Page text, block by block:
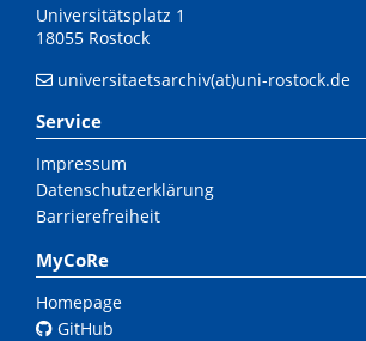
Universitätsplatz 1
18055 Rostock
universitaetsarchiv(at)uni-rostock.de
Service
Impressum
Datenschutzerklärung
Barrierefreiheit
MyCoRe
Homepage
GitHub